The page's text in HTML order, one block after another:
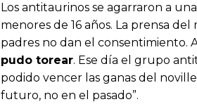
Los antitaurinos se agarraron a
menores de 16 años. La prensa
padres no dan el consentimiento.
pudo torear. Ese día el grupo
podido vencer las ganas del
futuro, no en el pasado”.